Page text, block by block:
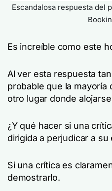
Escandalosa respuesta del
Es increíble como este
Al ver esta respuesta
probable que la
otro lugar donde
¿Y qué hacer si una
dirigida a perjudicar a su
Si una crítica es
demostrarlo.